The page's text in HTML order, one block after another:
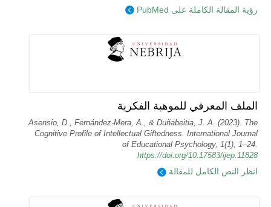
رؤية المقالة الكاملة على PubMed
الملف المعرفي للموهبة الفكرية
Asensio, D., Fernández-Mera, A., & Duñabeitia, J. A. (2023). The
Cognitive Profile of Intellectual Giftedness. International Journal
of Educational Psychology, 1(1), 1–24.
https://doi.org/10.17583/ijep.11828
انظر النص الكامل للمقالة